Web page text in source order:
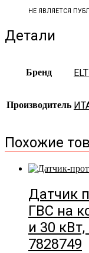
НЕ ЯВЛЯЕТСЯ
Детали
Бренд
Производитель
Похожие
Датчик
ГВС на
и 30
7828749